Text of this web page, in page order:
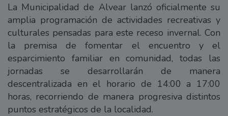
La Municipalidad de Alvear lanzó oficialmente su
amplia programación de actividades recreativas y
culturales pensadas para este receso invernal. Con
la premisa de fomentar el encuentro y el
esparcimiento familiar en comunidad, todas las
jornadas se desarrollarán de manera
descentralizada en el horario de 14:00 a 17:00
horas, recorriendo de manera progresiva distintos
puntos estratégicos de la localidad.